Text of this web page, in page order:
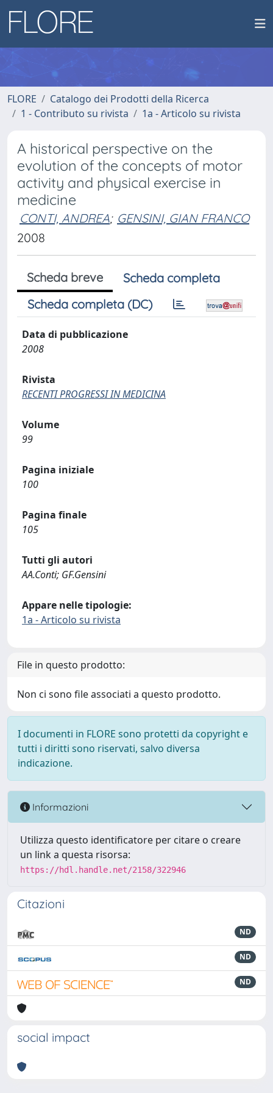
FLORE
Catalogo dei Prodotti della Ricerca
1 - Contributo su rivista
1a - Articolo su rivista
A historical perspective on the
evolution of the concepts of motor
activity and physical exercise in
medicine
CONTI, ANDREA; GENSINI, GIAN FRANCO
2008
Scheda breve
Scheda completa
Scheda completa (DC)
Data di pubblicazione
2008
Rivista
RECENTI PROGRESSI IN MEDICINA
Volume
99
Pagina iniziale
100
Pagina finale
105
Tutti gli autori
AA.Conti; GF.Gensini
Appare nelle tipologie:
1a - Articolo su rivista
File in questo prodotto:
Non ci sono file associati a questo prodotto.
I documenti in FLORE sono protetti da copyright e
tutti i diritti sono riservati, salvo diversa
indicazione.
Informazioni
Utilizza questo identificatore per citare o creare
un link a questa risorsa:
https://hdl.handle.net/2158/322946
Citazioni
ND
ND
ND
social impact